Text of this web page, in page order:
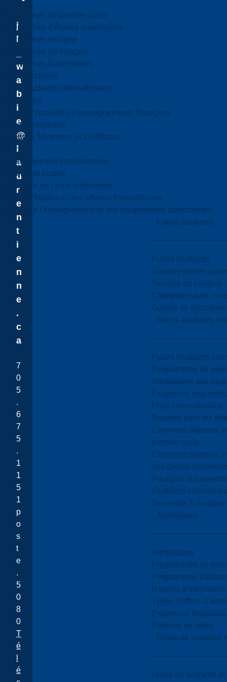
Programmes de premier cycle
Programmes d'études supérieures
Programmes en ligne
Programmes en français
Programmes Autochtones
Futurs étudiants
Futurs étudiants internationaux
Admissions
Droits de scolarité et renseignements financiers
Dates importantes
Majeures, Mineures, et Certificats
Cours
Développement professionnel
Facultés et écoles
Répertoire du corps professoral
Bureau d'études et des affaires francophones
Bureau de l’enseignement et des programmes autochtones
Futurs étudiants
Futurs étudiants
Journée portes
Tournée du campus
Connectez avec
Guides de
Futurs étudiants
Futurs étudiants
Programmes de
Admissions aux
Exigences
Frais internationaux
Bourses pour les
Comment déposer
premier cycle
Comment déposer
aux cycles
Pourquoi la
Étudiants
Se rendre à Sudbury
Admissions
Admissions
Programmes de
Programmes
Reports d’admission
Types d'offres
Exigences
Relevés de notes
Droits de scolarité
Droits de scolarité
j
l
w
a
b
i
e
@
l
a
u
r
e
n
t
i
e
n
n
e
.
c
a
7
0
5
.
6
7
5
.
1
1
5
1
p
o
s
t
e
.
5
0
8
0
T
é
é